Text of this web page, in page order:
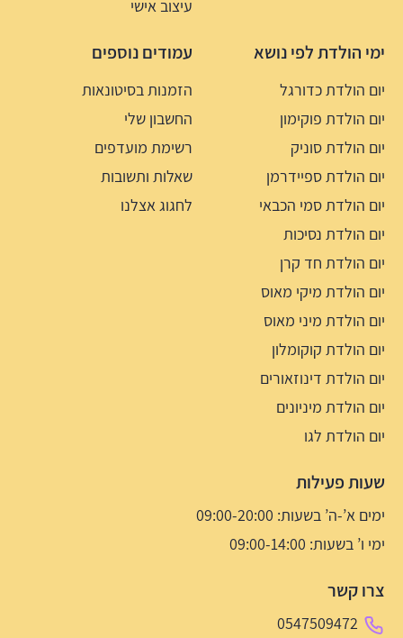
עיצוב אישי
ימי הולדת לפי נושא
יום הולדת כדורגל
יום הולדת פוקימון
יום הולדת סוניק
יום הולדת ספיידרמן
יום הולדת סמי הכבאי
יום הולדת נסיכות
יום הולדת חד קרן
יום הולדת מיקי מאוס
יום הולדת מיני מאוס
יום הולדת קוקומלון
יום הולדת דינוזאורים
יום הולדת מיניונים
יום הולדת לגו
עמודים נוספים
הזמנות בסיטונאות
החשבון שלי
רשימת מועדפים
שאלות ותשובות
לחגוג אצלנו
שעות פעילות
ימים א’-ה’ בשעות: 09:00-20:00
ימי ו’ בשעות: 09:00-14:00
צרו קשר
0547509472